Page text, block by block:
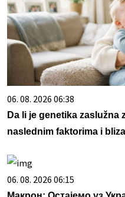
06. 08. 2026 06:38
Da li je genetika zaslužna
naslednim faktorima i
06. 08. 2026 06:15